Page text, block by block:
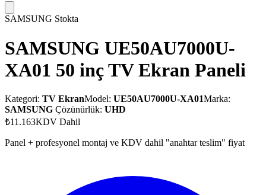
SAMSUNG Stokta
SAMSUNG UE50AU7000U-
XA01 50 inç TV Ekran Paneli
Kategori: TV EkranModel: UE50AU7000U-XA01Marka:
SAMSUNG Çözünürlük: UHD
₺11.163KDV Dahil
Panel + profesyonel montaj ve KDV dahil "anahtar teslim" fiyat